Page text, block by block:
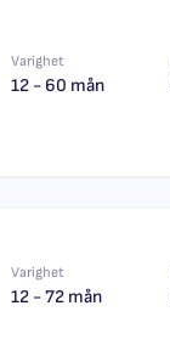
Varighet
12 - 60 mån
Varighet
12 - 72 mån